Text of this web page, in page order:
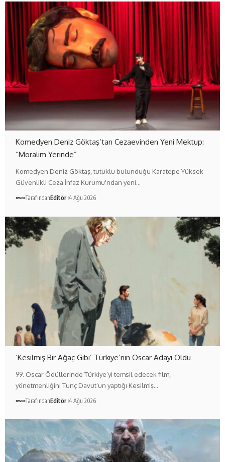
Komedyen Deniz Göktaş’tan Cezaevinden Yeni Mektup:
“Moralim Yerinde”
Komedyen Deniz Göktaş, tutuklu bulunduğu Karatepe Yüksek
Güvenlikli Ceza İnfaz Kurumu'ndan yeni…
TarafındanEditör 4 Ağu 2026
‘Kesilmiş Bir Ağaç Gibi’ Türkiye’nin Oscar Adayı Oldu
99. Oscar Ödüllerinde Türkiye’yi temsil edecek film,
yönetmenliğini Tunç Davut’un yaptığı Kesilmiş…
TarafındanEditör 4 Ağu 2026